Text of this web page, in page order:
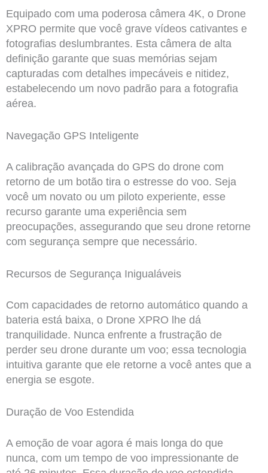
Equipado com uma poderosa câmera 4K, o Drone
XPRO permite que você grave vídeos cativantes e
fotografias deslumbrantes. Esta câmera de alta
definição garante que suas memórias sejam
capturadas com detalhes impecáveis e nitidez,
estabelecendo um novo padrão para a fotografia
aérea.
Navegação GPS Inteligente
A calibração avançada do GPS do drone com
retorno de um botão tira o estresse do voo. Seja
você um novato ou um piloto experiente, esse
recurso garante uma experiência sem
preocupações, assegurando que seu drone retorne
com segurança sempre que necessário.
Recursos de Segurança Inigualáveis
Com capacidades de retorno automático quando a
bateria está baixa, o Drone XPRO lhe dá
tranquilidade. Nunca enfrente a frustração de
perder seu drone durante um voo; essa tecnologia
intuitiva garante que ele retorne a você antes que a
energia se esgote.
Duração de Voo Estendida
A emoção de voar agora é mais longa do que
nunca, com um tempo de voo impressionante de